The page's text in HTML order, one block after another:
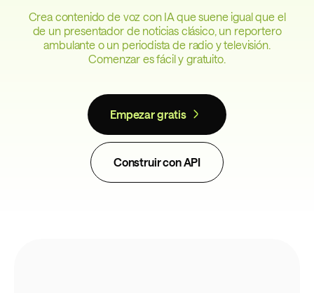
Crea contenido de voz con IA que suene igual que el
de un presentador de noticias clásico, un reportero
ambulante o un periodista de radio y televisión.
Comenzar es fácil y gratuito.
Empezar gratis
Construir con API